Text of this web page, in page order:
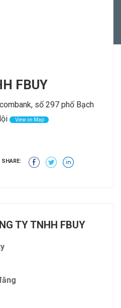
FBUY
số 297 phố Bạch
View on Map
SHARE:
TY TNHH FBUY